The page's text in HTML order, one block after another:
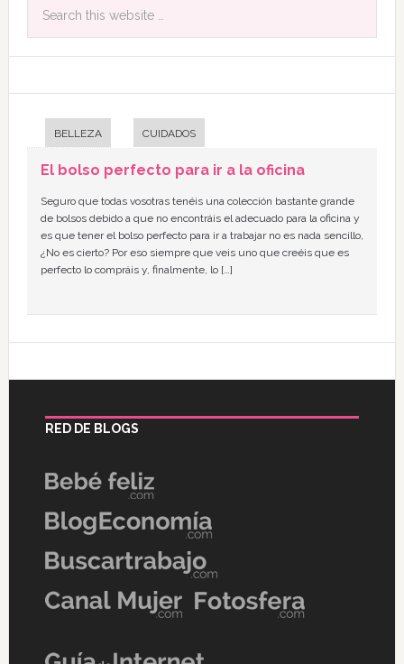
BELLEZA CUIDADOS
El bolso perfecto para ir a la oficina
Seguro que todas vosotras tenéis una colección bastante grande
de bolsos debido a que no encontráis el adecuado para la oficina y
es que tener el bolso perfecto para ir a trabajar no es nada sencillo,
¿No es cierto? Por eso siempre que veis uno que creéis que es
perfecto lo compráis y, finalmente, lo […]
RED DE BLOGS